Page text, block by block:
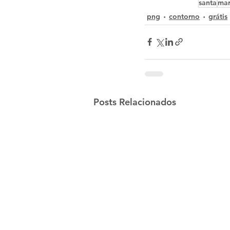
santa
png
contorno grátis
Posts Relacionados